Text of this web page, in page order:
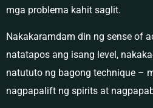
mga problema kahit saglit.
Nakakaramdam din ng sense of
natatapos ang isang level,
natututo ng bagong technique –
nagpapalift ng spirits at